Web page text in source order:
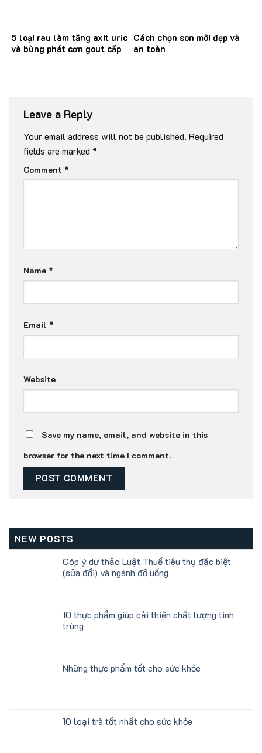
5 loại rau làm tăng axit uric
và bùng phát cơn gout cấp
Cách chọn son môi đẹp và
an toàn
Leave a Reply
Your email address will not be published. Required
fields are marked *
Comment *
Name *
Email *
Website
Save my name, email, and website in this
browser for the next time I comment.
NEW POSTS
Góp ý dự thảo Luật Thuế tiêu thụ đặc biệt
(sửa đổi) và ngành đồ uống
10 thực phẩm giúp cải thiện chất lượng tinh
trùng
Những thực phẩm tốt cho sức khỏe
10 loại trà tốt nhất cho sức khỏe